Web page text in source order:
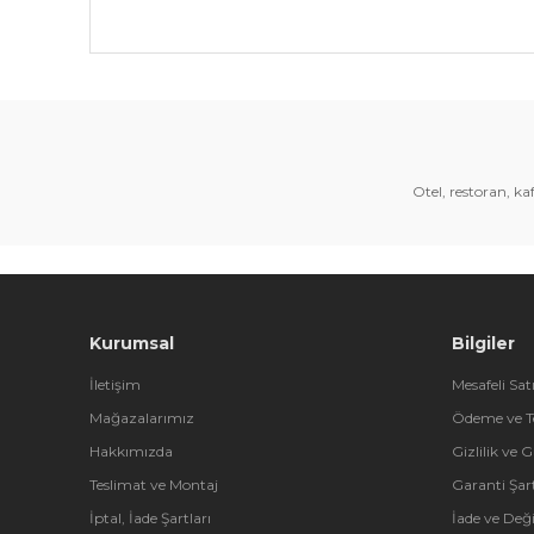
Bu ürünün fiyat bilgisi, resim, ürün
Ürün bilgilerinde hatalar bulunuyor.
Otel, restoran,
Kurumsal
İletişim
Mağazalarımız
Hakkımızda
Teslimat ve Montaj
İptal, İade Şartları
Bilgiler
Mesafeli
Ödeme ve
Gizlilik ve
Garanti
İade ve